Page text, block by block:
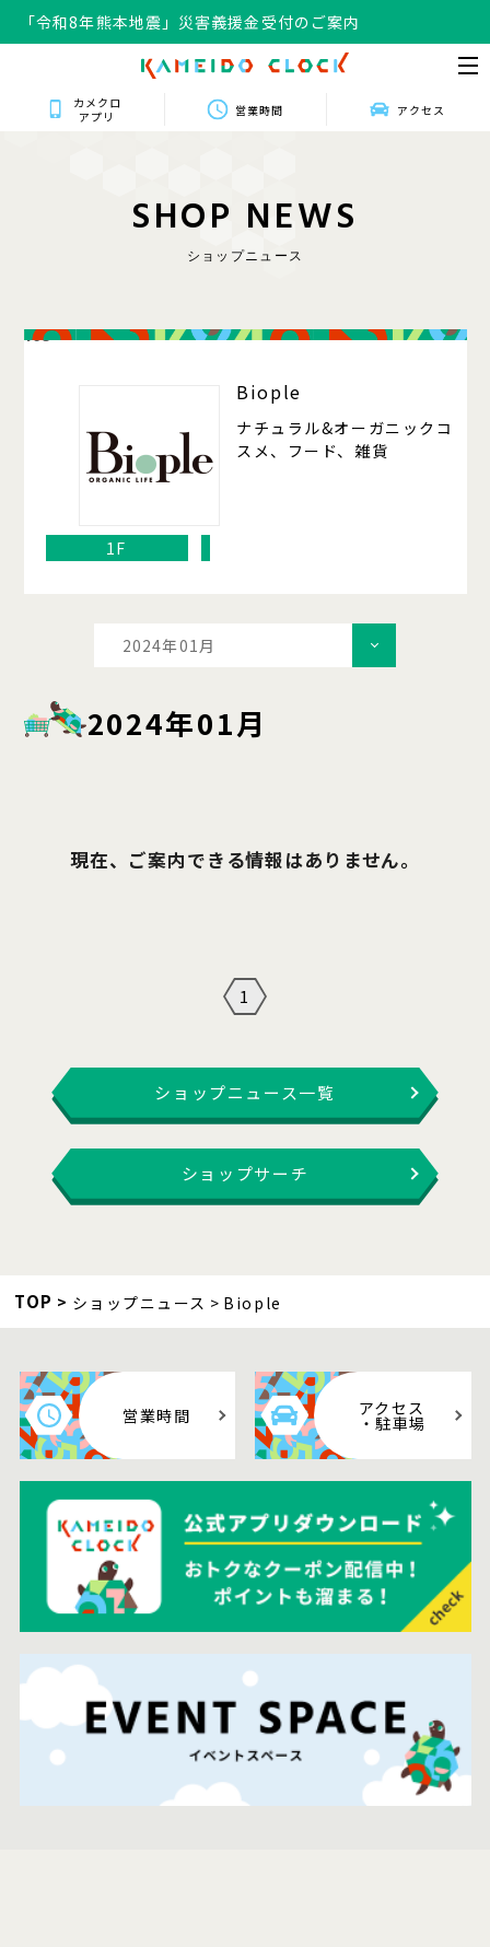
「令和8年熊本地震」災害義援金受付のご案内
カメクロ
アプリ
営業時間 アクセス
SHOP NEWS
ショップニュース
105
Biople
ナチュラル&オーガニックコ
スメ、フード、雑貨
1F
2024年01月
2024年01月
現在、ご案内できる情報はありません。
1
ショップニュース一覧
ショップサーチ
TOP ショップニュース Biople
営業時間 アクセス
・駐車場